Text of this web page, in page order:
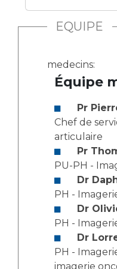
Transports sanitaires
Handicap
Handi 13
Pôle Médecine
Accueil sourds et
Charte Romain Jacob
Mouvement
Activité
Professionnels
Adresser un patient
Réseaux de soins
Adresser un examen
Médicale
Radiologie / Imagerie
Cancérologie
EQUIPE
medecins:
Équipe
Pr
Chef de
articulaire
Pr
PU-PH -
Dr
PH -
Dr
PH -
Dr
PH -
imagerie